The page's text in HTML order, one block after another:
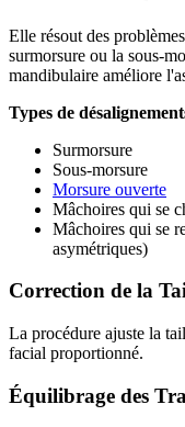
Elle résout des
surmorsure ou la sous-
mandibulaire améliore
Types de
Surmorsure
Sous-morsure
Morsure ouverte
Mâchoires qui se
Mâchoires qui se
asymétriques)
Correction de la
La procédure ajuste la
facial proportionné.
Équilibrage des